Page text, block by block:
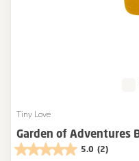
Tiny Love
Garden of Adventures
5.0 (2)